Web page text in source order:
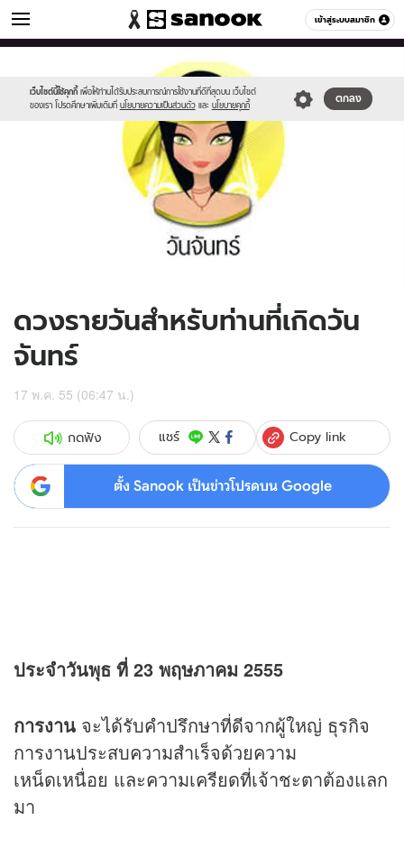
เข้าสู่ระบบสมาชิก
ดูดวง หมวดอื่นๆ
เว็บไซต์นี้ใช้คุกกี้ เพื่อให้ท่านได้รับประสบการณ์การใช้งานที่ดีที่สุดบน เว็บไซต์
ของเรา โปรดศึกษาเพิ่มเติมที่ นโยบายความเป็นส่วนตัว และ นโยบายคุกกี้
ตกลง
sanook.png
ดวงรายวันสำหรับท่านที่เกิดวัน
จันทร์
17 พ.ค. 55 (06:47 น.)
กดฟัง แชร์ Copy link
ตั้ง Sanook เป็นข่าวโปรดบน Google
ประจำวันพุธ ที่ 23 พฤษภาคม 2555
การงาน จะได้รับคำปรึกษาที่ดีจากผู้ใหญ่ ธุรกิจ
การงานประสบความสำเร็จด้วยความ
เหน็ดเหนื่อย และความเครียดที่เจ้าชะตาต้องแลก
มา